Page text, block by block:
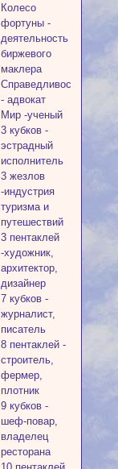
Колесо
фортуны -
деятельность
биржевого
маклера
Справедливость
- адвокат
Мир -ученый
3 кубков -
эстрадный
исполнитель
3 жезлов
-индустрия
туризма и
путешествий
3 пентаклей
-художник,
архитектор,
дизайнер
7 кубков -
журналист,
писатель
8 пентаклей -
строитель,
фермер,
плотник
9 кубков -
шеф-повар,
владелец
ресторана